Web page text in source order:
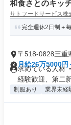
和食さとのキッ
サトフードサービス株
完全週休2日制＋
〒518-0828三重
月給26万5000円
求めている人材
経験歓迎、第二
制服あり 業界未経